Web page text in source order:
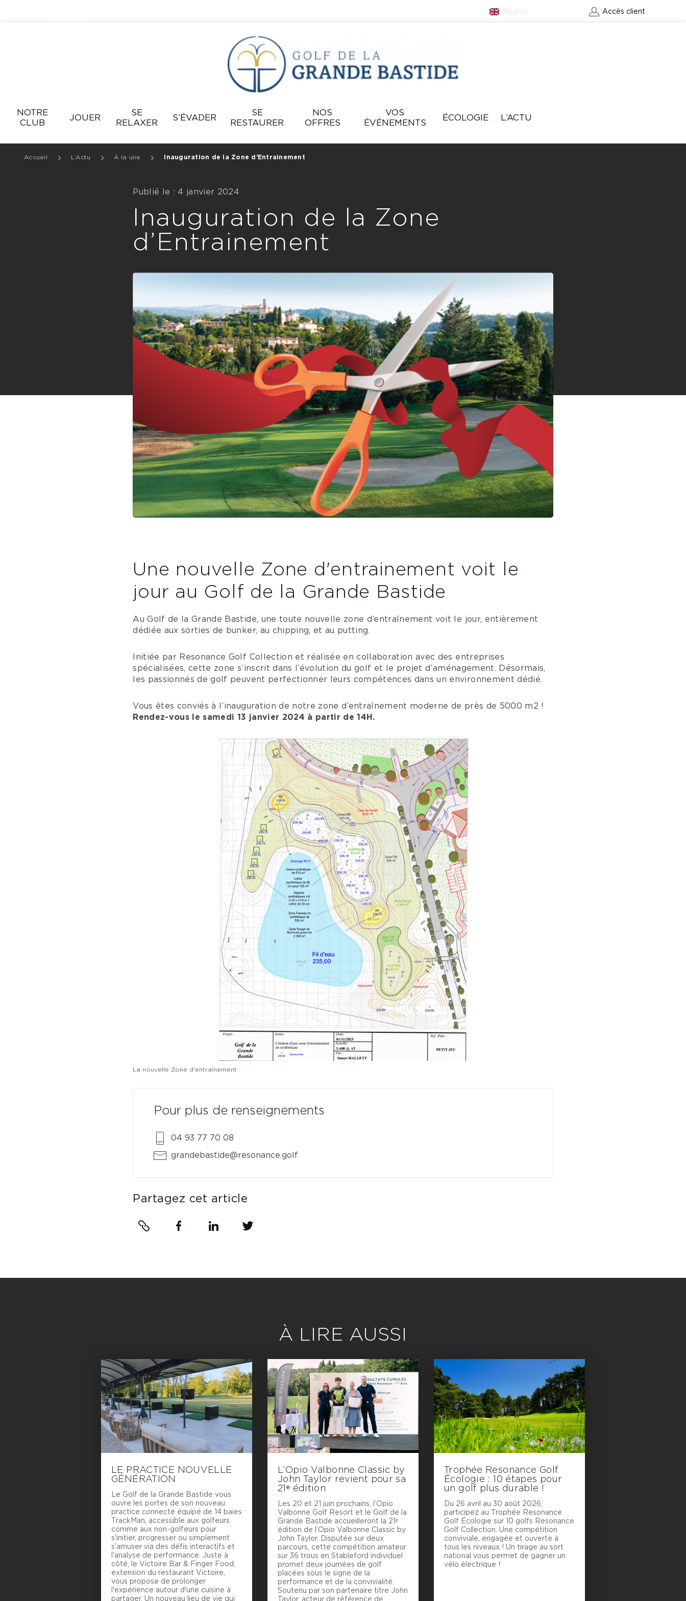
English Accès client
NOTRE
CLUB
JOUER
SE
RELAXER
S’ÉVADER
SE
RESTAURER
NOS
OFFRES
VOS
ÉVÉNEMENTS
ÉCOLOGIE L’ACTU
Accueil L’Actu À la une Inauguration de la Zone d’Entrainement
Publié le : 4 janvier 2024
Inauguration de la Zone
d’Entrainement
Une nouvelle Zone d'entrainement voit le
jour au Golf de la Grande Bastide
Au Golf de la Grande Bastide, une toute nouvelle zone d’entraînement voit le jour, entièrement
dédiée aux sorties de bunker, au chipping, et au putting.
Initiée par Resonance Golf Collection et réalisée en collaboration avec des entreprises
spécialisées, cette zone s’inscrit dans l’évolution du golf et le projet d’aménagement. Désormais,
les passionnés de golf peuvent perfectionner leurs compétences dans un environnement dédié.
Vous êtes conviés à l’inauguration de notre zone d’entraînement moderne de près de 5000 m2 !
Rendez-vous le samedi 13 janvier 2024 à partir de 14H.
La nouvelle Zone d'entrainement
Pour plus de renseignements
04 93 77 70 08
grandebastide@resonance.golf
Partagez cet article
Lien
À LIRE AUSSI
LE PRACTICE NOUVELLE
GÉNÉRATION
Le Golf de la Grande Bastide vous
ouvre les portes de son nouveau
practice connecté équipé de 14 baies
TrackMan, accessible aux golfeurs
comme aux non-golfeurs pour
s'initier, progresser ou simplement
s'amuser via des défis interactifs et
l'analyse de performance. Juste à
côté, le Victoire Bar & Finger Food,
extension du restaurant Victoire,
vous propose de prolonger
l'expérience autour d'une cuisine à
partager. Un nouveau lieu de vie qui
L’Opio Valbonne Classic by
John Taylor revient pour sa
21ᵉ édition
Les 20 et 21 juin prochains, l’Opio
Valbonne Golf Resort et le Golf de la
Grande Bastide accueilleront la 21ᵉ
édition de l’Opio Valbonne Classic by
John Taylor. Disputée sur deux
parcours, cette compétition amateur
sur 36 trous en Stableford individuel
promet deux journées de golf
placées sous le signe de la
performance et de la convivialité.
Soutenu par son partenaire titre John
Taylor, acteur de référence de
Trophée Resonance Golf
Écologie : 10 étapes pour
un golf plus durable !
Du 26 avril au 30 août 2026,
participez au Trophée Resonance
Golf Écologie sur 10 golfs Resonance
Golf Collection. Une compétition
conviviale, engagée et ouverte à
tous les niveaux ! Un tirage au sort
national vous permet de gagner un
vélo électrique !